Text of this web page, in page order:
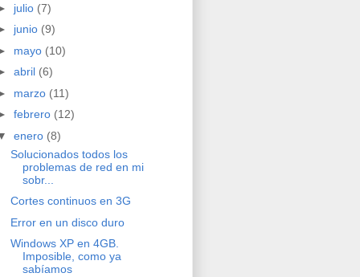
julio (7)
junio (9)
mayo (10)
abril (6)
marzo (11)
febrero (12)
enero (8)
Solucionados todos los
problemas de red en mi
sobr...
Cortes continuos en 3G
Error en un disco duro
Windows XP en 4GB.
Imposible, como ya
sabíamos